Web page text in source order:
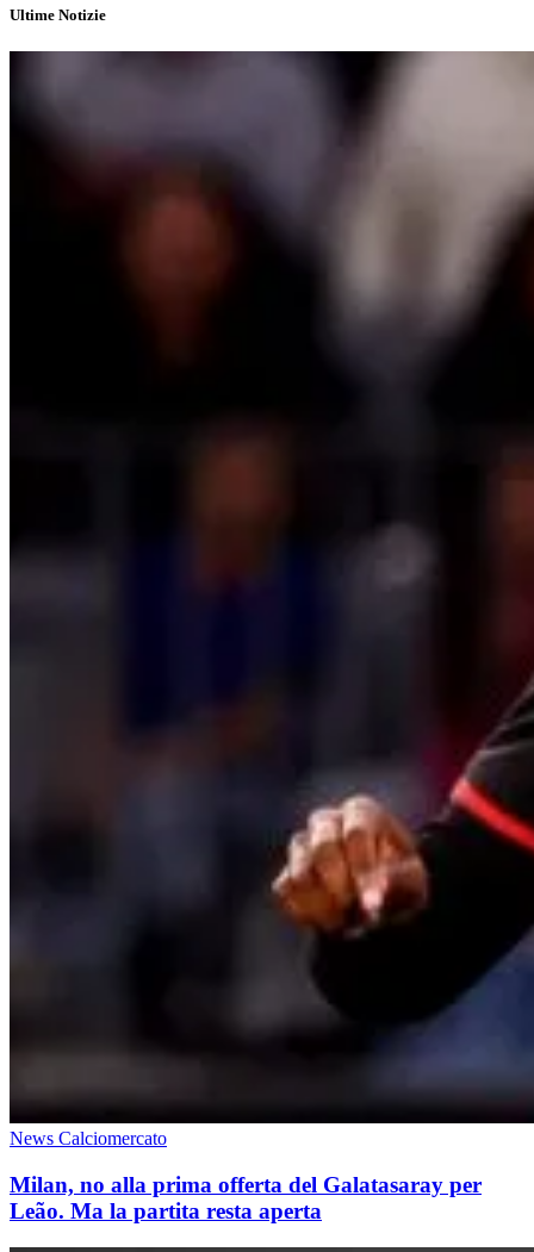
Ultime Notizie
News Calciomercato
Milan, no alla prima offerta del Galatasaray per
Leão. Ma la partita resta aperta